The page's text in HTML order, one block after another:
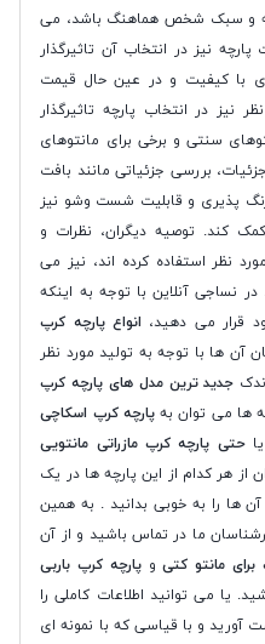
و سبک شخص هماهنگ باشد، می
نیز در انتخاب آن تاثیرگذار
با کیفیت و در عین حال قیمت
در انتخاب پارچه تاثیرگذار
سنتی و برخی برای مانتوهای
بررسی جزئیاتی مانند بافت
رنگ پذیری و قابلیت شست وشو نیز
کند. توصیه دیگران، نظرات و
نظر استفاده کرده اند، نیز می
نساجی آنلاین با توجه به اینکه
قرار می دهید، انواع پارچه کرپ
آن ها با توجه به تولید مورد نظر
جدید ترین مدل های پارچه کرپ
ها می توان بهپارچه کرپ اسکاچی
حتی پارچه کرپ مازراتی مانتویی
از هر کدام از این پارچه ها در یک
ها را به خوبی بدانید . به همین
ما در تماس باشید و از آن
برای مانتو کتیوپارچه کرپ باربی
یا می توانید اطلاعات کاملی را
آورید و با قیاسی که با نمونه ای